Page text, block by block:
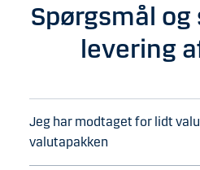
Spørgsmål
levering
Jeg har modtaget for lidt
valutapakken